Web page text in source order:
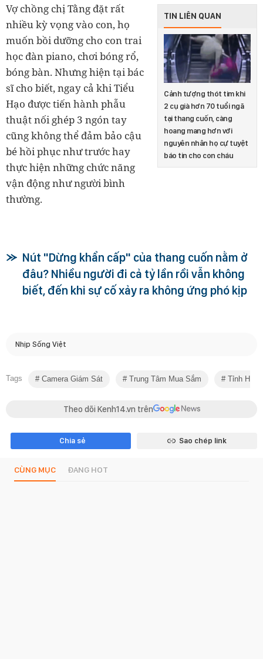
TIN LIÊN QUAN
Cảnh tượng thót tim khi
2 cụ già hơn 70 tuổi ngã
tại thang cuốn, càng
hoang mang hơn với
nguyên nhân họ cự tuyệt
báo tin cho con cháu
Vợ chồng chị Tằng đặt rất
nhiều kỳ vọng vào con, họ
muốn bồi dưỡng cho con trai
học đàn piano, chơi bóng rổ,
bóng bàn. Nhưng hiện tại bác
sĩ cho biết, ngay cả khi Tiểu
Hạo được tiến hành phẫu
thuật nối ghép 3 ngón tay
cũng không thể đảm bảo cậu
bé hồi phục như trước hay
thực hiện những chức năng
vận động như người bình
thường.
Nút "Dừng khẩn cấp" của thang cuốn nằm ở
đâu? Nhiều người đi cả tỷ lần rồi vẫn không
biết, đến khi sự cố xảy ra không ứng phó kịp
Nhịp Sống Việt
Tags Camera Giám Sát Trung Tâm Mua Sắm Tỉnh Hồ
Theo dõi Kenh14.vn trên
Chia sẻ Sao chép link
CÙNG MỤC ĐANG HOT